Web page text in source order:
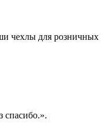
чехлы для розничных
спасибо.».